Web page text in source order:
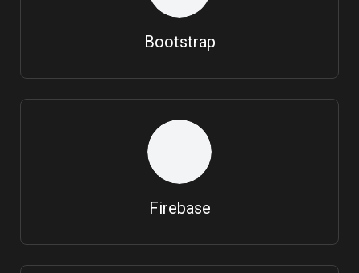
Bootstrap
Firebase